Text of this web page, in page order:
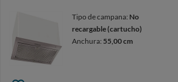
Tipo de campana: No
recargable (cartucho)
Anchura: 55,00 cm